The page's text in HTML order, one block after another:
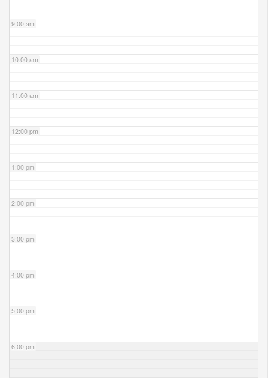
9:00 am
10:00 am
11:00 am
12:00 pm
1:00 pm
2:00 pm
3:00 pm
4:00 pm
5:00 pm
6:00 pm